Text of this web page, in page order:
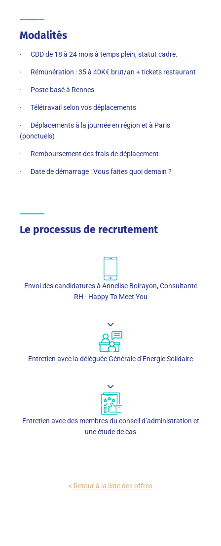
Modalités
· CDD de 18 à 24 mois à temps plein, statut cadre.
· Rémunération : 35 à 40K€ brut/an + tickets restaurant
· Poste basé à Rennes
· Télétravail selon vos déplacements
· Déplacements à la journée en région et à Paris
(ponctuels)
· Remboursement des frais de déplacement
· Date de démarrage : Vous faites quoi demain ?
Le processus de recrutement
Envoi des candidatures à Annelise Boirayon, Consultante
RH - Happy To Meet You
Entretien avec la déléguée Générale d’Energie Solidaire
Entretien avec des membres du conseil d’administration et
une étude de cas
< Retour à la liste des offres